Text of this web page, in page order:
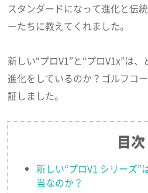
スタンダードになって進化と伝
ーたちに教えてくれました。
新しい“プロV1”と“プロV1x”は
進化をしているのか？ゴルフコ
証しました。
目次
新しい“プロV1 シリーズ”
当なのか？